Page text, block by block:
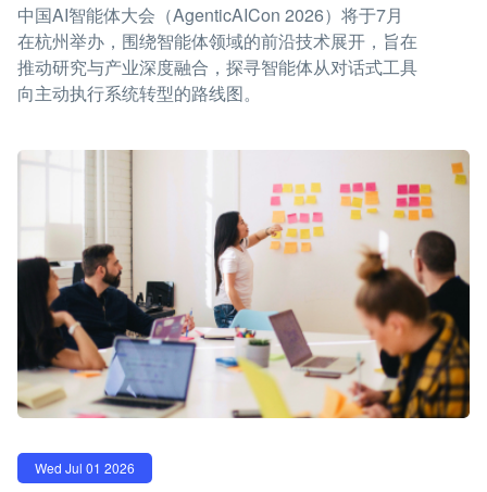
中国AI智能体大会（AgenticAICon 2026）将于7月
在杭州举办，围绕智能体领域的前沿技术展开，旨在
推动研究与产业深度融合，探寻智能体从对话式工具
向主动执行系统转型的路线图。
Wed Jul 01 2026